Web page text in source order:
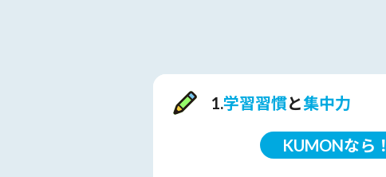
1.学習習慣と集中力
KUMONなら！